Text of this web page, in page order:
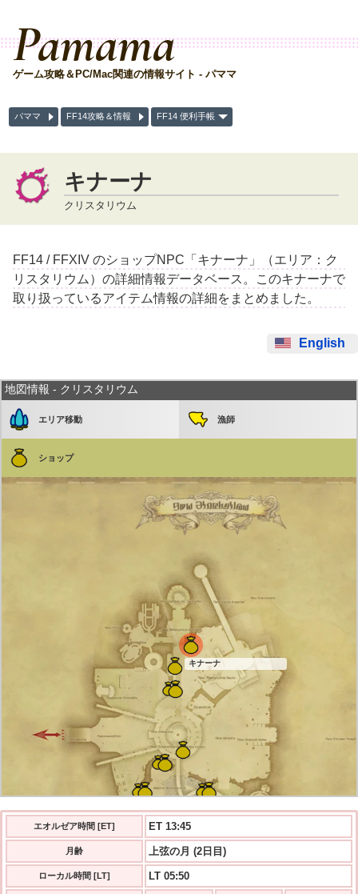
Pamama
ゲーム攻略＆PC/Mac関連の情報サイト - パママ
パママ FF14攻略＆情報 FF14 便利手帳
キナーナ
クリスタリウム
FF14 / FFXIV のショップNPC「キナーナ」（エリア：ク
リスタリウム）の詳細情報データベース。このキナーナで
取り扱っているアイテム情報の詳細をまとめました。
English
地図情報 - クリスタリウム
エリア移動 漁師
ショップ
キナーナ
エオルゼア時間 [ET] ET 13:45
月齢 上弦の月 (2日目)
ローカル時間 [LT] LT 05:50